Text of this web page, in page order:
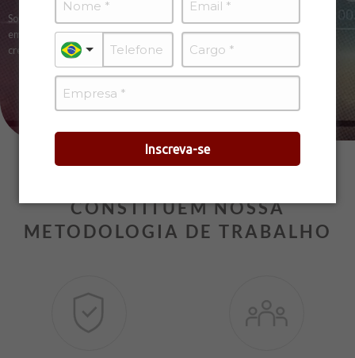
Inscreva-se
Somos especialistas em consultoria sob medida para sua
empresa, resolvendo problemas e propondo oportunidades de
crescimento.
CONSTITUEM NOSSA
METODOLOGIA DE TRABALHO